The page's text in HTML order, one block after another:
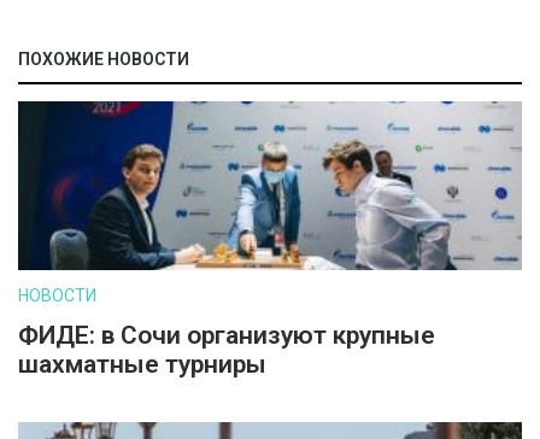
ПОХОЖИЕ НОВОСТИ
НОВОСТИ
ФИДЕ: в Сочи организуют крупные
шахматные турниры